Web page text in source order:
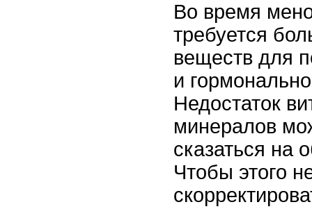
Во время
требуется
веществ для
и
Недостаток
минералов
сказаться на
Чтобы этого